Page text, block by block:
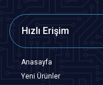
Hızlı Erişim
Anasayfa
Yeni Ürünler